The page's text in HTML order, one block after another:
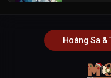
Hoàng Sa &